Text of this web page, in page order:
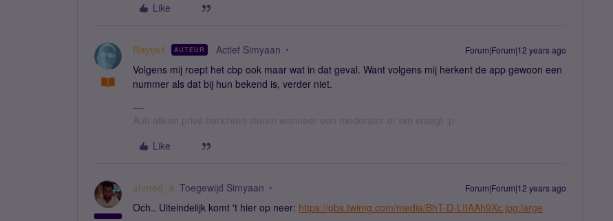
Like
Raytje1 AUTEUR Actief Simyaan Forum|Forum|12 years ago
Volgens mij roept het cbp ook maar wat in dat geval. Want volgens mij herkent de app gewoon een
nummer als dat bij hun bekend is, verder niet.
Aub alleen privé berichten sturen wanneer een moderator er om vraagt :p
Like
ahmed_a Toegewijd Simyaan Forum|Forum|12 years ago
Och.. Uiteindelijk komt 't hier op neer: https://pbs.twimg.com/media/BhT-D-LIIAAh9Xc.jpg:large